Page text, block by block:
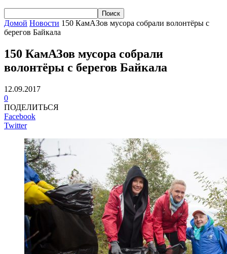
Домой Новости 150 КамАЗов мусора собрали волонтёры с
берегов Байкала
150 КамАЗов мусора собрали
волонтёры с берегов Байкала
12.09.2017
0
ПОДЕЛИТЬСЯ
Facebook
Twitter